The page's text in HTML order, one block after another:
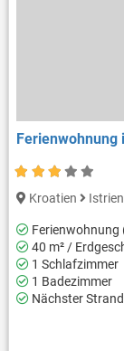
Ferienwohnung
Kroatien Istrien
Ferienwohnung
40 m² /
1 Schlafzimmer
1 Badezimmer
Nächster